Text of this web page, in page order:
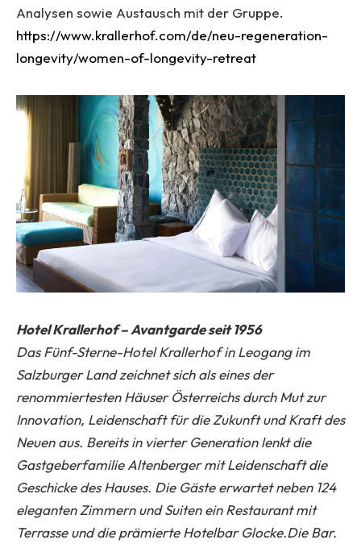
Analysen sowie Austausch mit der Gruppe.
https://www.krallerhof.com/de/neu-regeneration-
longevity/women-of-longevity-retreat
Hotel Krallerhof – Avantgarde seit 1956
Das Fünf-Sterne-Hotel Krallerhof in Leogang im
Salzburger Land zeichnet sich als eines der
renommiertesten Häuser Österreichs durch Mut zur
Innovation, Leidenschaft für die Zukunft und Kraft des
Neuen aus. Bereits in vierter Generation lenkt die
Gastgeberfamilie Altenberger mit Leidenschaft die
Geschicke des Hauses. Die Gäste erwartet neben 124
eleganten Zimmern und Suiten ein Restaurant mit
Terrasse und die prämierte Hotelbar Glocke.Die Bar.